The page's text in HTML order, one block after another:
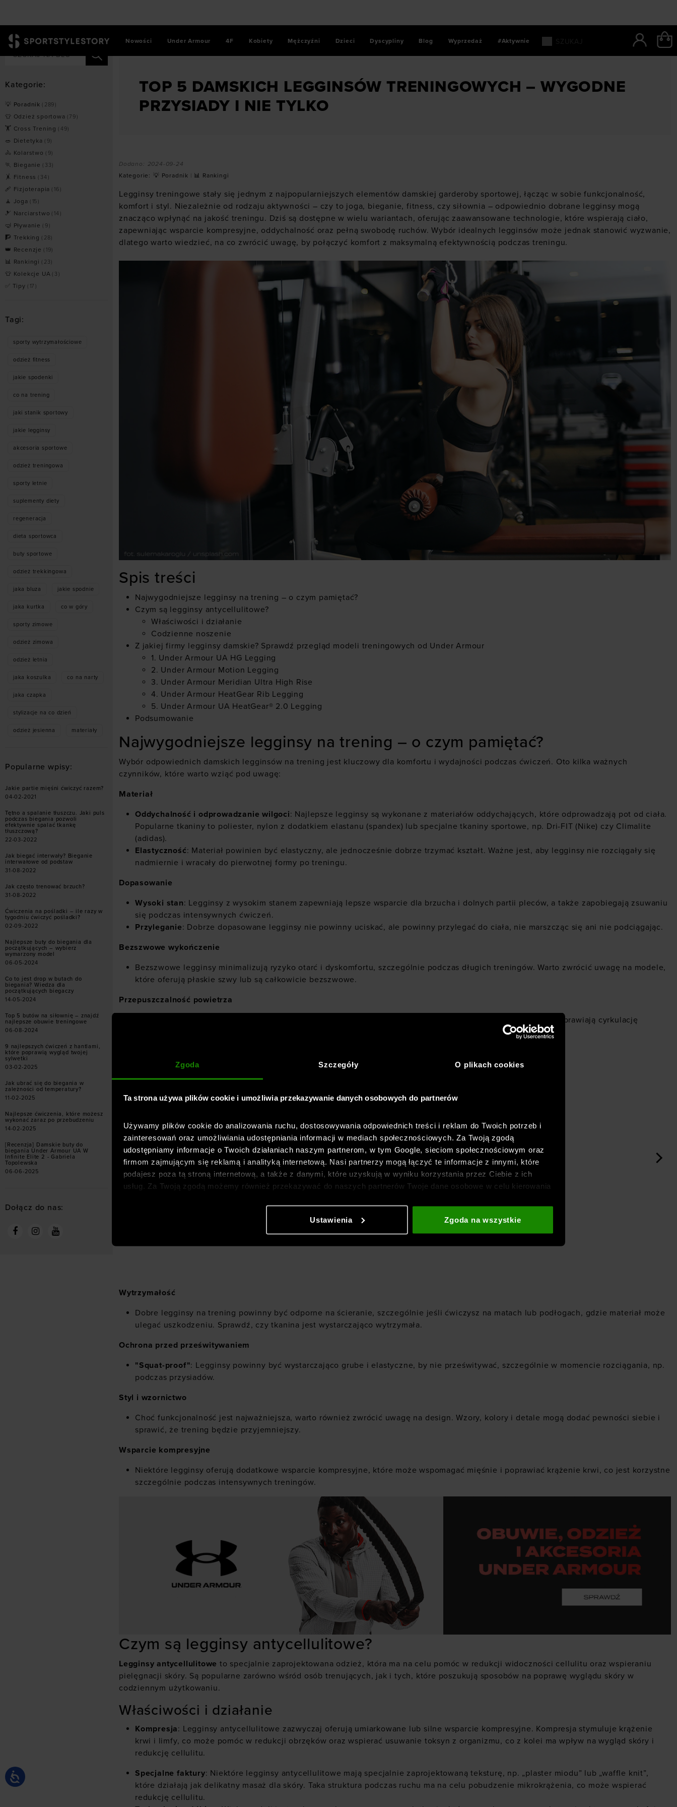
Zgoda Szczegóły O plikach cookies
Ta strona używa plików cookie i umożliwia przekazywanie danych osobowych do partnerów
Używamy plików cookie do analizowania ruchu, dostosowywania odpowiednich treści i reklam do Twoich potrzeb i
zainteresowań oraz umożliwiania udostępniania informacji w mediach społecznościowych. Za Twoją zgodą
udostępniamy informacje o Twoich działaniach naszym partnerom, w tym Google, sieciom społecznościowym oraz
firmom zajmującym się reklamą i analityką internetową. Nasi partnerzy mogą łączyć te informacje z innymi, które
podajesz poza tą stroną internetową, a także z danymi, które uzyskują w wyniku korzystania przez Ciebie z ich
usług. Za Twoją zgodą możemy również przekazywać do naszych partnerów Twoje dane osobowe w celu kierowania
społecznościowych). Szczegółowe informacje znajdziesz w naszej
Polityce prywatnościoraz sekcji „Szczegóły”
Ustawienia Zgoda na wszystkie
Nowości Under Armour 4F Kobiety Mężczyźni Dzieci Dyscypliny Blog Wyprzedaż #Aktywnie
SportStyleStory / 💡 Poradnik Top 5 damskich legginsów treningowych – wygodne przysiady i nie tylko
TOP 5 DAMSKICH LEGGINSÓW TRENINGOWYCH – WYGODNE
PRZYSIADY I NIE TYLKO
Dodano: 2024-09-24
Kategorie: 💡 Poradnik 📊 Rankingi
Legginsy treningowe stały się jednym z najpopularniejszych elementów damskiej garderoby sportowej, łącząc w sobie funkcjonalność,
komfort i styl. Niezależnie od rodzaju aktywności – czy to joga, bieganie,fitness, czy siłownia – odpowiednio dobrane legginsy mogą
znacząco wpłynąć na jakość treningu. Dziś są dostępne w wielu wariantach, oferując zaawansowane technologie, które wspierają ciało,
zapewniając wsparcie kompresyjne, oddychalność oraz pełną swobodę ruchów. Wybór idealnych legginsów może jednak stanowić wyzwanie,
dlatego warto wiedzieć, na co zwrócić uwagę, by połączyć komfort z maksymalną efektywnością podczas treningu.
Spis treści
Najwygodniejsze legginsy na trening – o czym pamiętać?
Czym są legginsy antycellulitowe?
Właściwości i działanie
Codzienne noszenie
Z jakiej firmy legginsy damskie? Sprawdź przegląd modeli treningowych od Under Armour
1. Under Armour UA HG Legging
2. Under Armour Motion Legging
3. Under Armour Meridian Ultra High Rise
4. Under Armour HeatGear Rib Legging
5. Under Armour UA HeatGear® 2.0 Legging
Podsumowanie
Najwygodniejsze legginsy na trening – o czym pamiętać?
Wybór odpowiednich damskich legginsów na trening jest kluczowy dla komfortu i wydajności podczas ćwiczeń. Oto kilka ważnych
czynników, które warto wziąć pod uwagę:
Materiał
Oddychalność i odprowadzanie wilgoci: Najlepsze legginsy są wykonane z materiałów oddychających, które odprowadzają pot od ciała.
Popularne tkaniny to poliester, nylon z dodatkiem elastanu (spandex) lub specjalne tkaniny sportowe, np. Dri-FIT (Nike) czy Climalite
(adidas).
Elastyczność: Materiał powinien być elastyczny, ale jednocześnie dobrze trzymać kształt. Ważne jest, aby legginsy nie rozciągały się
nadmiernie i wracały do pierwotnej formy po treningu.
Dopasowanie
Wysoki stan: Legginsy z wysokim stanem zapewniają lepsze wsparcie dla brzucha i dolnych partii pleców, a także zapobiegają zsuwaniu
się podczas intensywnych ćwiczeń.
Przyleganie: Dobrze dopasowane legginsy nie powinny uciskać, ale powinny przylegać do ciała, nie marszcząc się ani nie podciągając.
Bezszwowe wykończenie
Bezszwowe legginsy minimalizują ryzyko otarć i dyskomfortu, szczególnie podczas długich treningów. Warto zwrócić uwagę na modele,
które oferują płaskie szwy lub są całkowicie bezszwowe.
Przepuszczalność powietrza
: Niektóre legginsy mają specjalne wstawki z siateczki lub panele wentylacyjne, które poprawiają cyrkulację
powietrza w miejscach najbardziej narażonych na pot, jak np. za kolanami czy w okolicach bioder.
Wytrzymałość
Dobre legginsy na trening powinny być odporne na ścieranie, szczególnie jeśli ćwiczysz na matach lub podłogach, gdzie materiał może
ulegać uszkodzeniu. Sprawdź, czy tkanina jest wystarczająco wytrzymała.
Ochrona przed prześwitywaniem
"Squat-proof": Legginsy powinny być wystarczająco grube i elastyczne, by nie prześwitywać, szczególnie w momencie rozciągania, np.
podczas przysiadów.
Styl i wzornictwo
Choć funkcjonalność jest najważniejsza, warto również zwrócić uwagę na design. Wzory, kolory i detale mogą dodać pewności siebie i
sprawić, że trening będzie przyjemniejszy.
Wsparcie kompresyjne
Niektóre legginsy oferują dodatkowe wsparcie kompresyjne, które może wspomagać mięśnie i poprawiać krążenie krwi, co jest korzystne
szczególnie podczas intensywnych treningów.
Czym są legginsy antycellulitowe?
Legginsy antycellulitowe to specjalnie zaprojektowana odzież, która ma na celu pomóc w redukcji widoczności cellulitu oraz wspieraniu
pielęgnacji skóry. Są popularne zarówno wśród osób trenujących, jak i tych, które poszukują sposobów na poprawę wyglądu skóry w
codziennym użytkowaniu.
Właściwości i działanie
Kompresja: Legginsy antycellulitowe zazwyczaj oferują umiarkowane lub silne wsparcie kompresyjne. Kompresja stymuluje krążenie
krwi i limfy, co może pomóc w redukcji obrzęków oraz wspierać usuwanie toksyn z organizmu, co z kolei ma wpływ na wygląd skóry i
redukcję cellulitu.
Specjalne faktury: Niektóre legginsy antycellulitowe mają specjalnie zaprojektowaną teksturę, np. „plaster miodu” lub „waffle knit”,
które działają jak delikatny masaż dla skóry. Taka struktura podczas ruchu ma na celu pobudzenie mikrokrążenia, co może wspierać
redukcję cellulitu.
Kategorie:
💡 Poradnik ( 289 )
👕 Odzież sportowa ( 79 )
🏋 Cross Trening ( 49)
🥗 Dietetyka ( 9)
🚴 Kolarstwo ( 9)
🏃 Bieganie ( 33 )
🤸 Fitness ( 34 )
🩹 Fizjoterapia ( 16 )
🧘 Joga ( 15 )
🎿 Narciarstwo ( 14 )
🤿 Pływanie ( 9 )
🧗 Trekking ( 28)
👑 Recenzje ( 19)
📊 Rankingi ( 23 )
👕 Kolekcje UA ( 3 )
✅ Tipy ( 17 )
Tagi:
sporty wytrzymałościowe
odzież fitness
jakie spodenki
co na trening
jaki stanik sportowy
jakie legginsy
akcesoria sportowe
odzież treningowa
sporty letnie
suplementy diety
regeneracja
dieta sportowca
buty sportowe
odzież trekkingowa
jaka bluza jakie spodnie
jaka kurtka co w góry
sporty zimowe
odzież zimowa
odzież letnia
jaka koszulka co na narty
jaka czapka
stylizacje na co dzień
odzież jesienna materiały
Popularne wpisy:
Jakie partie mięśni ćwiczyć razem?
04-02-2021
Tętno a spalanie tłuszczu. Jaki puls
podczas biegania pozwoli
efektywnie spalać tkankę
tłuszczową?
22-03-2022
Jak biegać interwały? Bieganie
interwałowe od podstaw
31-08-2022
Jak często trenować brzuch?
31-08-2022
Ćwiczenia na pośladki – ile razy w
tygodniu ćwiczyć pośladki?
02-09-2022
Najlepsze buty do biegania dla
początkujących – wybierz
wymarzony model
06-05-2024
Co to jest drop w butach do
biegania? Wiedza dla
początkujących biegaczy
14-05-2024
Top 5 butów na siłownię – znajdź
najlepsze obuwie treningowe
06-08-2024
9 najlepszych ćwiczeń z hantlami,
które poprawią wygląd twojej
sylwetki
03-02-2025
Jak ubrać się do biegania w
zależności od temperatury?
11-02-2025
Najlepsze ćwiczenia, które możesz
wykonać zaraz po przebudzeniu
14-02-2025
[Recenzja] Damskie buty do
biegania Under Armour UA W
Infinite Elite 2 - Gabriela
Topolewska
06-06-2025
Dołącz do nas: